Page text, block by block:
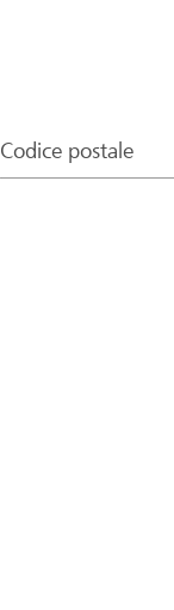
Codice postale